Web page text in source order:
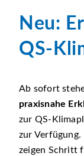
Neu:
QS-
Ab sofort
praxisnahe
zur QS-
zur Verfügung.
zeigen Schritt